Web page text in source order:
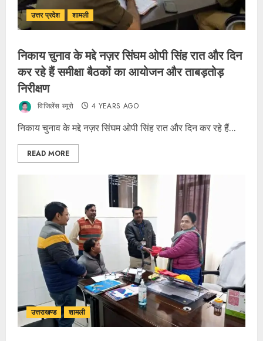
उत्तर प्रदेश शामली
निकाय चुनाव के मद्दे नज़र सिंघम ओपी सिंह रात और दिन
कर रहे हैं समीक्षा बैठकों का आयोजन और ताबड़तोड़
निरीक्षण
विजिलेंस ब्यूरो 4 YEARS AGO
निकाय चुनाव के मद्दे नज़र सिंघम ओपी सिंह रात और दिन कर रहे हैं...
READ MORE
उत्तराखण्ड शामली